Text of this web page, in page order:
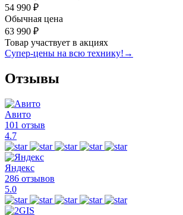
54 990 ₽
Обычная цена
63 990 ₽
Товар участвует в акциях
Супер-цены на всю технику! →
Отзывы
Авито
101 отзыв
4.7
Яндекс
286 отзывов
5.0